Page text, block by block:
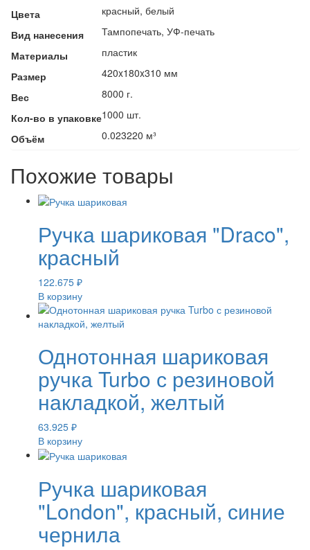
Цвета
красный, белый
Вид нанесения
Тампопечать, УФ-печать
Материалы
пластик
Размер
420x180x310 мм
Вес
8000 г.
Кол-во в упаковке1000 шт.
Объём
0.023220 м³
Похожие товары
Ручка шариковая "Draco",
красный
122.675 ₽
В корзину
Однотонная шариковая
ручка Turbo с резиновой
накладкой, желтый
63.925 ₽
В корзину
Ручка шариковая
"London", красный, синие
чернила